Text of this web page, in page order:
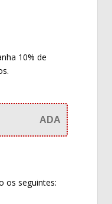
10% de
ADA
os seguintes: